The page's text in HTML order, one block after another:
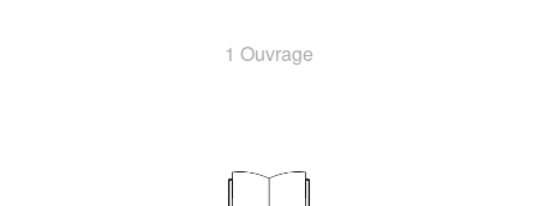
1 Ouvrage